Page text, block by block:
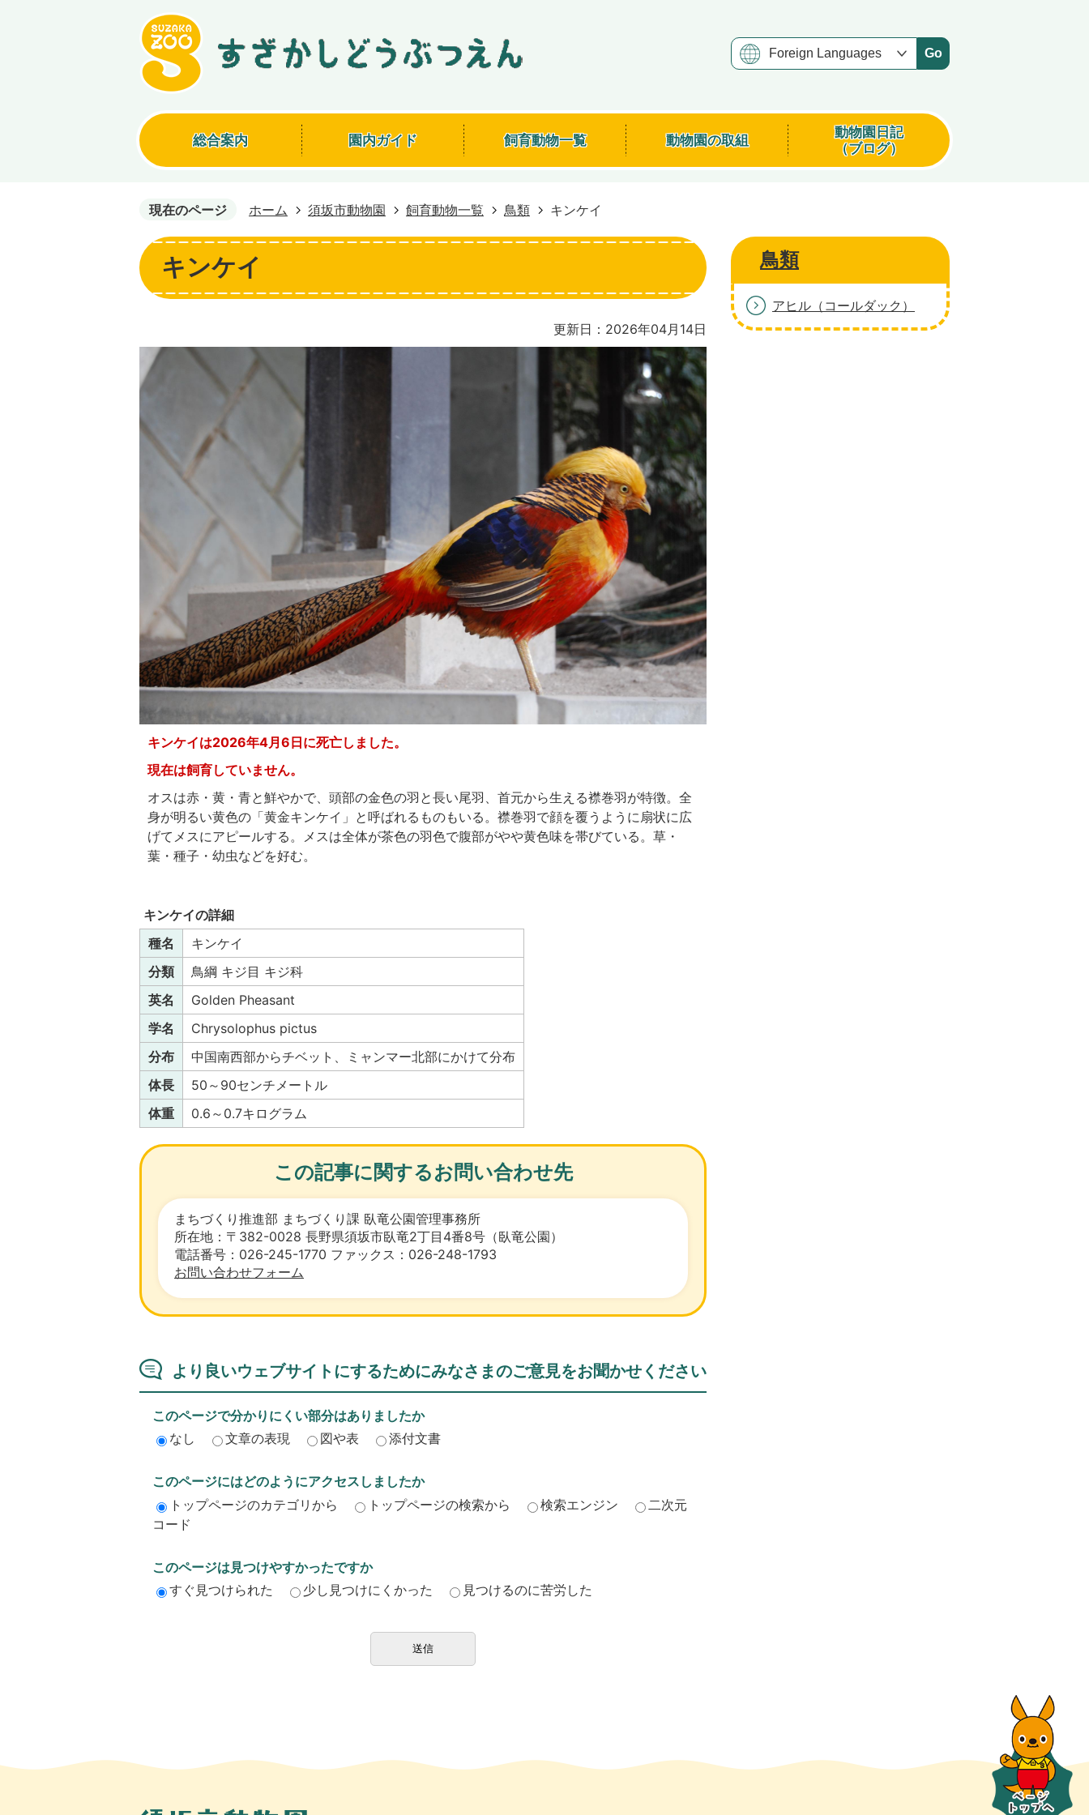
Go
総合案内 園内ガイド 飼育動物一覧 動物園の取組
動物園日記
（ブログ）
現在のページ ホーム 須坂市動物園 飼育動物一覧 鳥類 キンケイ
キンケイ
更新日：2026年04月14日
キンケイは2026年4月6日に死亡しました。
現在は飼育していません。
オスは赤・黄・青と鮮やかで、頭部の金色の羽と長い尾羽、首元から生える襟巻羽が特徴。全
身が明るい黄色の「黄金キンケイ」と呼ばれるものもいる。襟巻羽で顔を覆うように扇状に広
げてメスにアピールする。メスは全体が茶色の羽色で腹部がやや黄色味を帯びている。草・
葉・種子・幼虫などを好む。
キンケイの詳細
種名
キンケイ
分類
鳥綱 キジ目 キジ科
英名
Golden Pheasant
学名
Chrysolophus pictus
分布
中国南西部からチベット、ミャンマー北部にかけて分布
体長
50～90センチメートル
体重
0.6～0.7キログラム
この記事に関するお問い合わせ先
まちづくり推進部 まちづくり課 臥竜公園管理事務所
所在地：〒382-0028 長野県須坂市臥竜2丁目4番8号（臥竜公園）
電話番号：026-245-1770 ファックス：026-248-1793
お問い合わせフォーム
より良いウェブサイトにするためにみなさまのご意見をお聞かせください
このページで分かりにくい部分はありましたか
なし
文章の表現 図や表 添付文書
このページにはどのようにアクセスしましたか
トップページのカテゴリから
トップページの検索から 検索エンジン
二次元
コード
このページは見つけやすかったですか
すぐ見つけられた
少し見つけにくかった 見つけるのに苦労した
鳥類
アヒル（コールダック）